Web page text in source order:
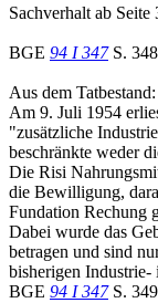
Sachverhalt ab Seite
BGE 94 I 347S. 348
Aus dem Tatbestand:
Am 9. Juli 1954
"zusätzliche
beschränkte weder
Die Risi
die Bewilligung,
Fundation Rechung
Dabei wurde das
betragen und sind
bisherigen Industrie-
BGE 94 I 347S. 349